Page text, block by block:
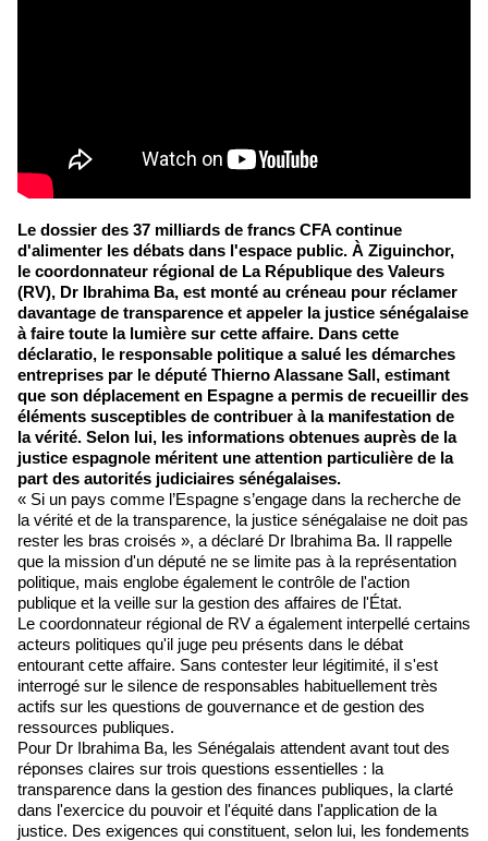
Le dossier des 37 milliards de francs CFA continue
d'alimenter les débats dans l'espace public. À Ziguinchor,
le coordonnateur régional de La République des Valeurs
(RV), Dr Ibrahima Ba, est monté au créneau pour réclamer
davantage de transparence et appeler la justice sénégalaise
à faire toute la lumière sur cette affaire. Dans cette
déclaratio, le responsable politique a salué les démarches
entreprises par le député Thierno Alassane Sall, estimant
que son déplacement en Espagne a permis de recueillir des
éléments susceptibles de contribuer à la manifestation de
la vérité. Selon lui, les informations obtenues auprès de la
justice espagnole méritent une attention particulière de la
part des autorités judiciaires sénégalaises.
« Si un pays comme l’Espagne s’engage dans la recherche de
la vérité et de la transparence, la justice sénégalaise ne doit pas
rester les bras croisés », a déclaré Dr Ibrahima Ba. Il rappelle
que la mission d'un député ne se limite pas à la représentation
politique, mais englobe également le contrôle de l'action
publique et la veille sur la gestion des affaires de l'État.
Le coordonnateur régional de RV a également interpellé certains
acteurs politiques qu'il juge peu présents dans le débat
entourant cette affaire. Sans contester leur légitimité, il s'est
interrogé sur le silence de responsables habituellement très
actifs sur les questions de gouvernance et de gestion des
ressources publiques.
Pour Dr Ibrahima Ba, les Sénégalais attendent avant tout des
réponses claires sur trois questions essentielles : la
transparence dans la gestion des finances publiques, la clarté
dans l'exercice du pouvoir et l'équité dans l'application de la
justice. Des exigences qui constituent, selon lui, les fondements